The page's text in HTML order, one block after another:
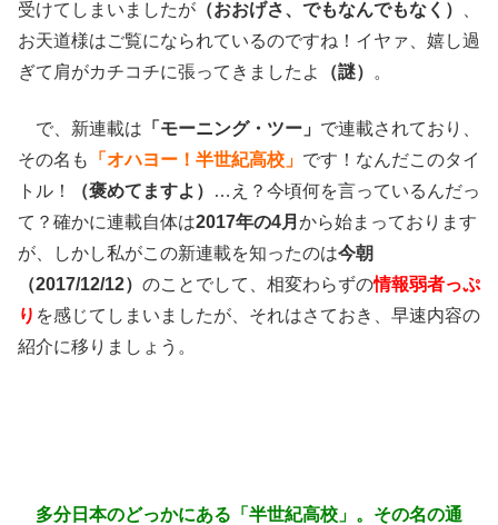
受けてしまいましたが （おおげさ、でもなんでもなく）
お天道様はご覧になられているのですね！イヤァ、嬉し過
ぎて肩がカチコチに張ってきましたよ
（謎） 。
で、新連載は 「モーニング・ツー」 で連載されており、
その名も
「オハヨー！半世紀高校」 です！なんだこのタイ
トル！
（褒めてますよ）
…え？今頃何を言っているんだっ
て？確かに連載自体は2017年の4月 から始まっております
が、しかし私がこの新連載を知ったのは今朝
（2017/12/12） のことでして、相変わらずの情報弱者っぷ
り を感じてしまいましたが、それはさておき、早速内容の
紹介に移りましょう。
多分日本のどっかにある「半世紀高校」。その名の通